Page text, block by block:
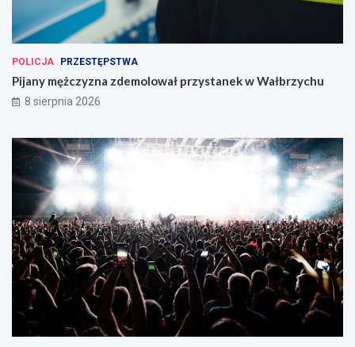
POLICJA PRZESTĘPSTWA
Pijany mężczyzna zdemolował przystanek w Wałbrzychu
8 sierpnia 2026